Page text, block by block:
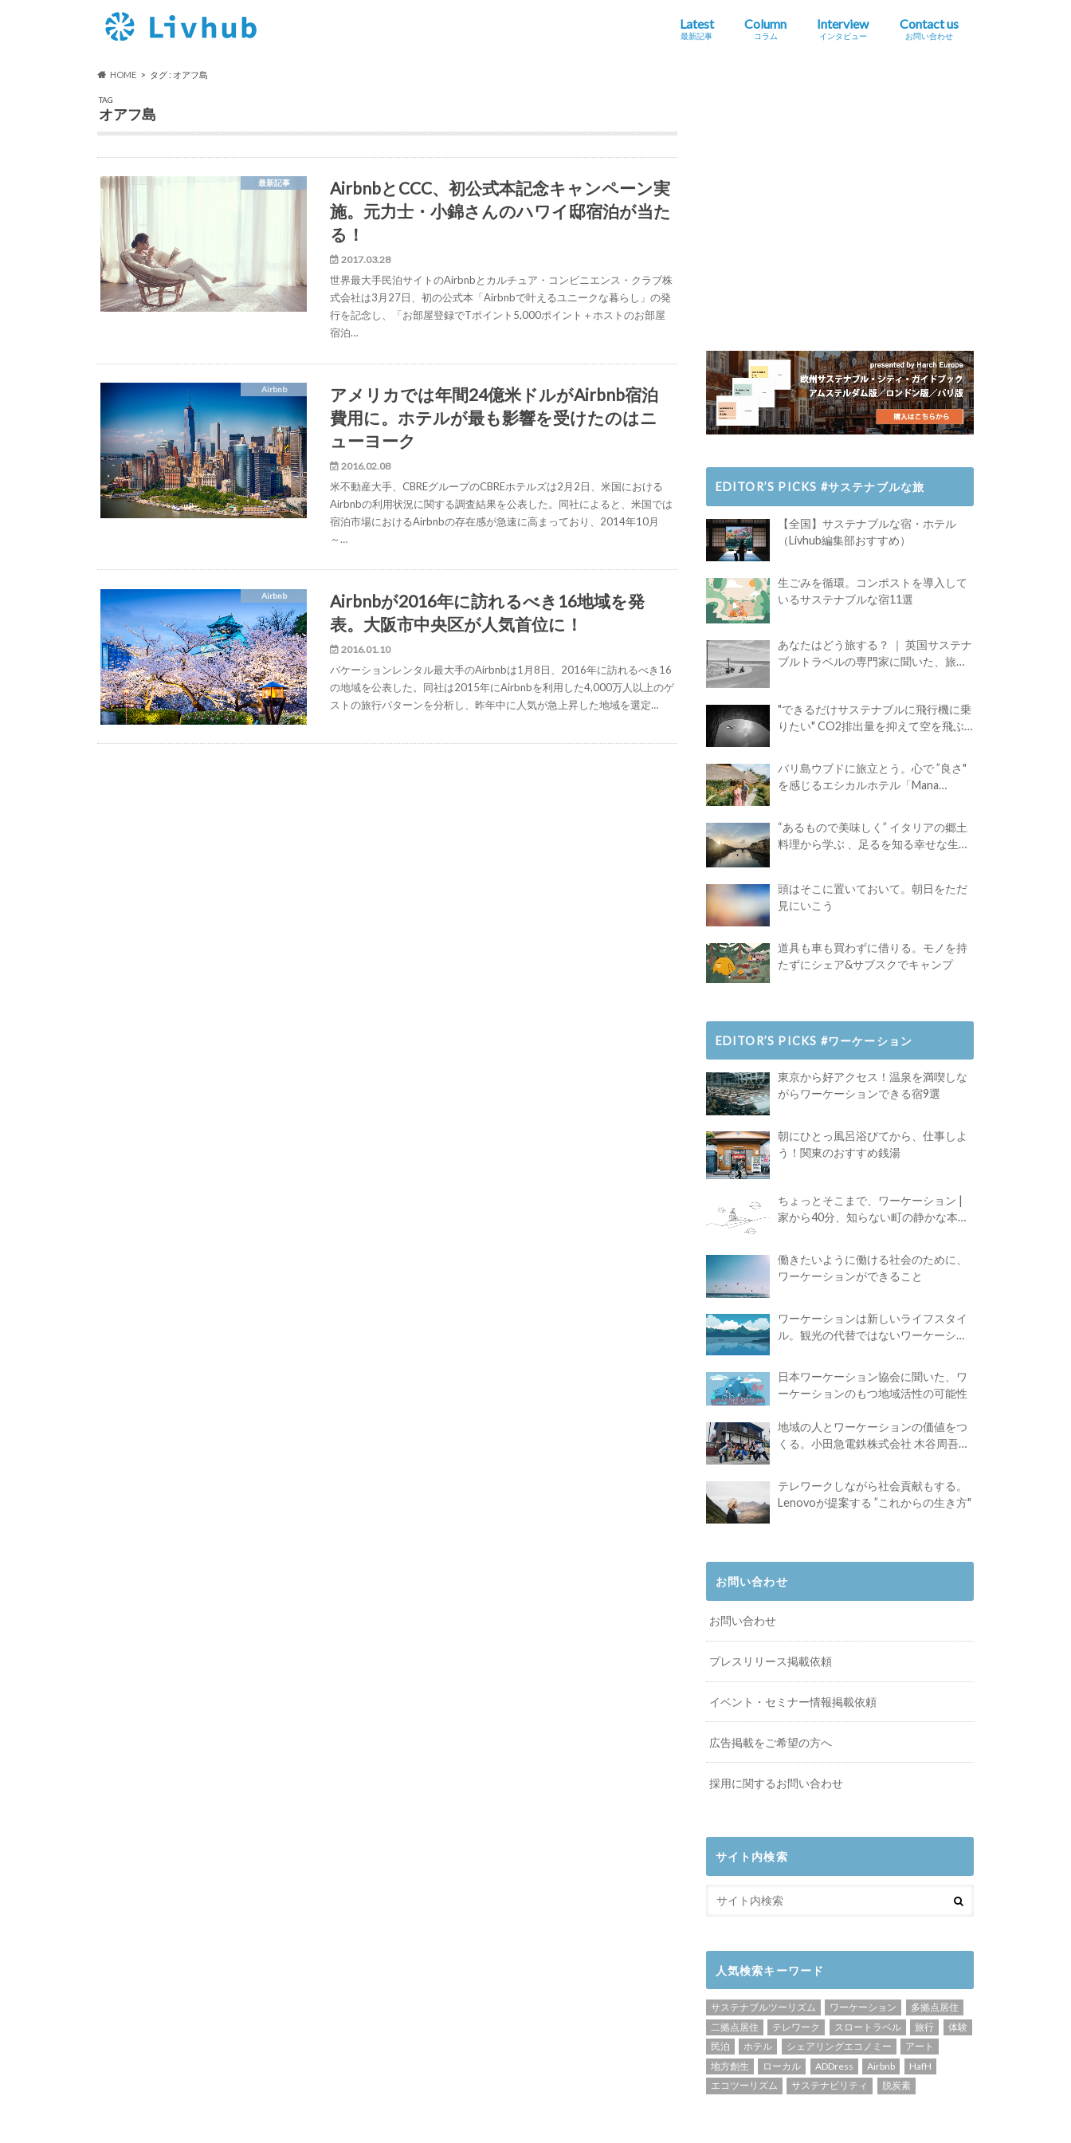
Latest
最新記事
Column
コラム
Interview
インタビュー
Contact us
お問い合わせ
HOME タグ : オアフ島
TAG
オアフ島
最新記事
AirbnbとCCC、初公式本記念キャンペーン実
施。元力士・小錦さんのハワイ邸宿泊が当た
る！
2017.03.28
世界最大手民泊サイトのAirbnbとカルチュア・コンビニエンス・クラブ株
式会社は3月27日、初の公式本「Airbnbで叶えるユニークな暮らし」の発
行を記念し、「お部屋登録でTポイント5,000ポイント＋ホストのお部屋
宿泊…
Airbnb
アメリカでは年間24億米ドルがAirbnb宿泊
費用に。ホテルが最も影響を受けたのはニ
ューヨーク
2016.02.08
米不動産大手、CBREグループのCBREホテルズは2月2日、米国における
Airbnbの利用状況に関する調査結果を公表した。同社によると、米国では
宿泊市場におけるAirbnbの存在感が急速に高まっており、2014年10月
～…
Airbnb
Airbnbが2016年に訪れるべき16地域を発
表。大阪市中央区が人気首位に！
2016.01.10
バケーションレンタル最大手のAirbnbは1月8日、2016年に訪れるべき16
の地域を公表した。同社は2015年にAirbnbを利用した4,000万人以上のゲ
ストの旅行パターンを分析し、昨年中に人気が急上昇した地域を選定…
EDITOR’S PICKS #サステナブルな旅
【全国】サステナブルな宿・ホテル
（Livhub編集部おすすめ）
生ごみを循環。コンポストを導入して
いるサステナブルな宿11選
あなたはどう旅する？ ｜ 英国サステナ
ブルトラベルの専門家に聞いた、旅の
"できるだけサステナブルに飛行機に乗
りたい" CO2排出量を抑えて空を飛ぶ
バリ島ウブドに旅立とう。心で ”良さ"
を感じるエシカルホテル「Mana
“あるもので美味しく” イタリアの郷土
料理から学ぶ 、足るを知る幸せな生き
頭はそこに置いておいて。朝日をただ
見にいこう
道具も車も買わずに借りる。モノを持
たずにシェア&サブスクでキャンプ
EDITOR’S PICKS #ワーケーション
東京から好アクセス！温泉を満喫しな
がらワーケーションできる宿9選
朝にひとっ風呂浴びてから、仕事しよ
う！関東のおすすめ銭湯
ちょっとそこまで、ワーケーション |
家から40分、知らない町の静かな本屋
働きたいように働ける社会のために、
ワーケーションができること
ワーケーションは新しいライフスタイ
ル。観光の代替ではないワーケーショ
日本ワーケーション協会に聞いた、ワ
ーケーションのもつ地域活性の可能性
地域の人とワーケーションの価値をつ
くる。小田急電鉄株式会社 木谷周吾さ
テレワークしながら社会貢献もする。
Lenovoが提案する ”これからの生き方"
お問い合わせ
お問い合わせ
プレスリリース掲載依頼
イベント・セミナー情報掲載依頼
広告掲載をご希望の方へ
採用に関するお問い合わせ
サイト内検索
人気検索キーワード
サステナブルツーリズム ワーケーション
多拠点居住
二拠点居住
テレワーク スロートラベル 旅行
体験
民泊
ホテル シェアリングエコノミー
アート
地方創生
ローカル ADDress Airbnb
HafH
エコツーリズム
サステナビリティ 脱炭素